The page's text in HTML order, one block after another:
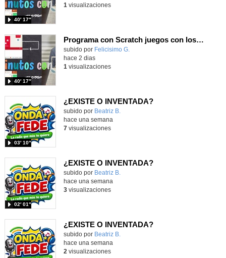
40′ 17″
1 visualizaciones
Programa con Scratch juegos con los partidos del mundial 2026 ganados por España
Contenido educativo.
subido por Felicisimo G.
40′ 17″
hace 2 dias
1 visualizaciones
¿EXISTE O INVENTADA?
Contenido educativo.
subido por Beatriz B.
03′ 10″
hace una semana
7visualizaciones
¿EXISTE O INVENTADA?
Contenido educativo.
subido por Beatriz B.
02′ 01″
hace una semana
3visualizaciones
¿EXISTE O INVENTADA?
Contenido educativo.
subido por Beatriz B.
hace una semana
2 visualizaciones